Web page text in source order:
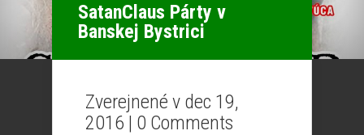
SatanClaus Párty v
Banskej Bystrici
Zverejnené v dec 19,
2016 | 0 Comments